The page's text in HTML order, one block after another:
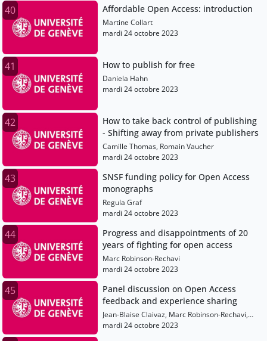
40 Affordable Open Access: introduction
Martine Collart
mardi 24 octobre 2023
41 How to publish for free
Daniela Hahn
mardi 24 octobre 2023
42
How to take back control of publishing
- Shifting away from private publishers
Camille Thomas, Romain Vaucher
mardi 24 octobre 2023
43
SNSF funding policy for Open Access
monographs
Regula Graf
mardi 24 octobre 2023
44
Progress and disappointments of 20
years of fighting for open access
Marc Robinson-Rechavi
mardi 24 octobre 2023
45
Panel discussion on Open Access
feedback and experience sharing
Jean-Blaise Claivaz, Marc Robinson-Rechavi,
Daniela Hahn, Romain Vaucher, Regula Graf
mardi 24 octobre 2023